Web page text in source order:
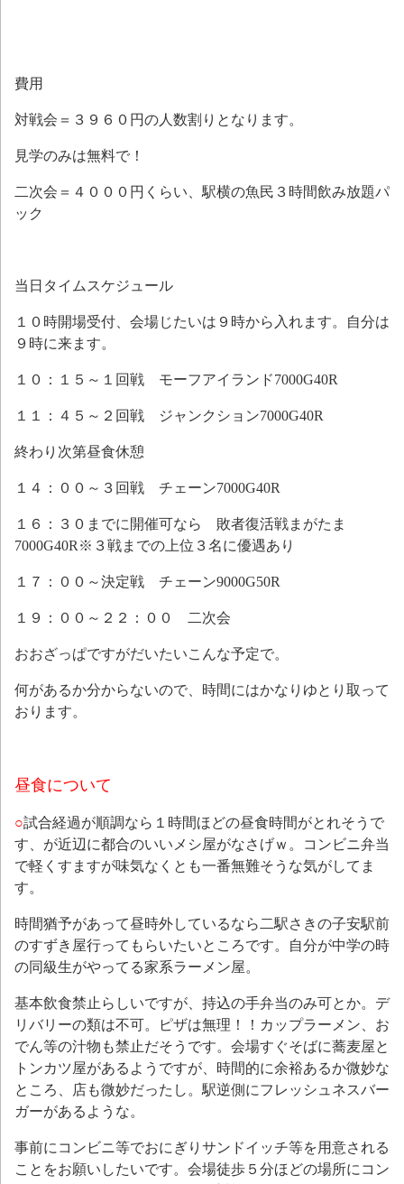
費用
対戦会＝３９６０円の人数割りとなります。
見学のみは無料で！
二次会＝４０００円くらい、駅横の魚民３時間飲み放題パ
ック
当日タイムスケジュール
１０時開場受付、会場じたいは９時から入れます。自分は
９時に来ます。
１０：１５～１回戦 モーフアイランド7000G40R
１１：４５～２回戦 ジャンクション7000G40R
終わり次第昼食休憩
１４：００～３回戦 チェーン7000G40R
１６：３０までに開催可なら 敗者復活戦まがたま
7000G40R※３戦までの上位３名に優遇あり
１７：００～決定戦 チェーン9000G50R
１９：００～２２：００ 二次会
おおざっぱですがだいたいこんな予定で。
何があるか分からないので、時間にはかなりゆとり取って
おります。
昼食について
○試合経過が順調なら１時間ほどの昼食時間がとれそうで
す、が近辺に都合のいいメシ屋がなさげｗ。コンビニ弁当
で軽くすますが味気なくとも一番無難そうな気がしてま
す。
時間猶予があって昼時外しているなら二駅さきの子安駅前
のすずき屋行ってもらいたいところです。自分が中学の時
の同級生がやってる家系ラーメン屋。
基本飲食禁止らしいですが、持込の手弁当のみ可とか。デ
リバリーの類は不可。ピザは無理！！カップラーメン、お
でん等の汁物も禁止だそうです。会場すぐそばに蕎麦屋と
トンカツ屋があるようですが、時間的に余裕あるか微妙な
ところ、店も微妙だったし。駅逆側にフレッシュネスバー
ガーがあるような。
事前にコンビニ等でおにぎりサンドイッチ等を用意される
ことをお願いしたいです。会場徒歩５分ほどの場所にコン